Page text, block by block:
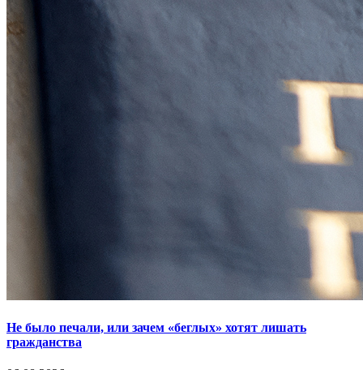
Не было печали, или зачем «беглых» хотят лишать
гражданства